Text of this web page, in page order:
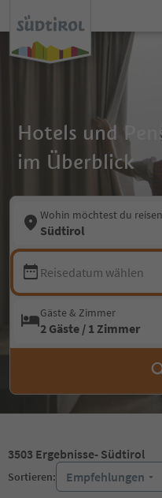
Hotels und
im Überblick
Wohin möchtest du
Südtirol
Reisedatum wählen
Gäste & Zimmer
2 Gäste / 1 Zimmer
3503 Ergebnisse- Südtirol
Sortieren: Empfehlungen